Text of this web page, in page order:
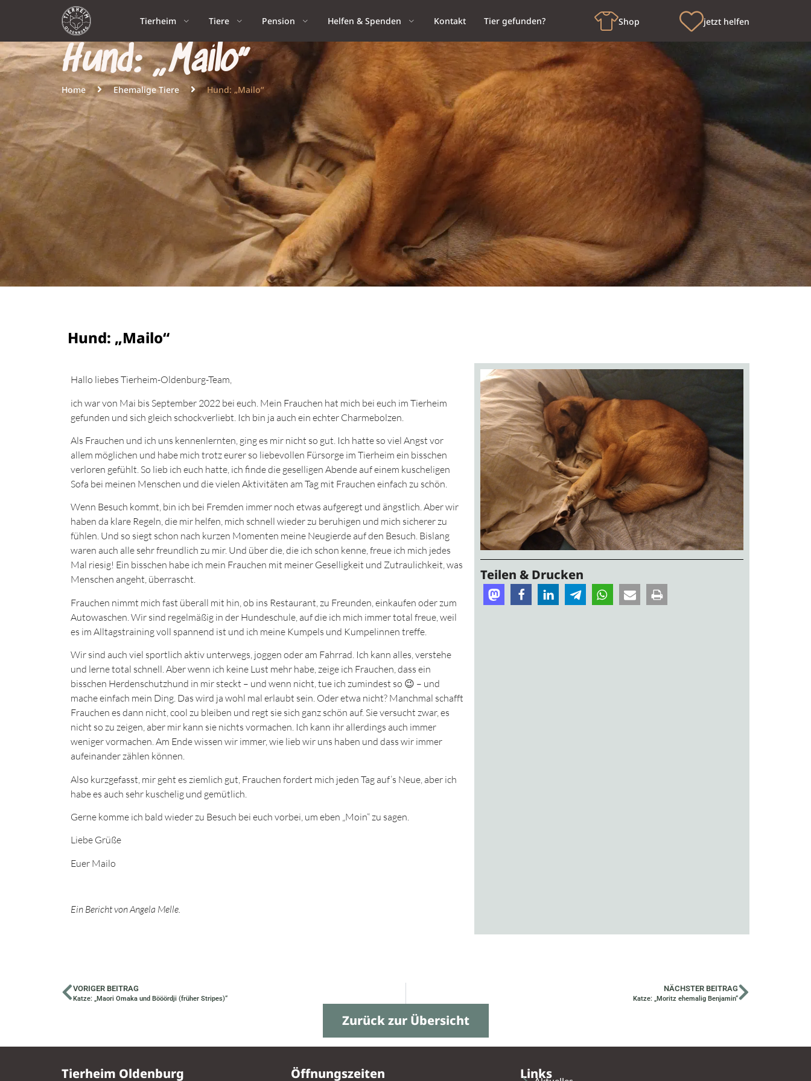
Tierheim Tiere Pension Helfen & Spenden Kontakt Tier gefunden? Shop jetzt helfen
Hund: „Mailo“
Home Ehemalige Tiere Hund: „Mailo“
Hund: „Mailo“
Hallo liebes Tierheim-Oldenburg-Team,
ich war von Mai bis September 2022 bei euch. Mein Frauchen hat mich bei euch im Tierheim
gefunden und sich gleich schockverliebt. Ich bin ja auch ein echter Charmebolzen.
Als Frauchen und ich uns kennenlernten, ging es mir nicht so gut. Ich hatte so viel Angst vor
allem möglichen und habe mich trotz eurer so liebevollen Fürsorge im Tierheim ein bisschen
verloren gefühlt. So lieb ich euch hatte, ich finde die geselligen Abende auf einem kuscheligen
Sofa bei meinen Menschen und die vielen Aktivitäten am Tag mit Frauchen einfach zu schön.
Wenn Besuch kommt, bin ich bei Fremden immer noch etwas aufgeregt und ängstlich. Aber wir
haben da klare Regeln, die mir helfen, mich schnell wieder zu beruhigen und mich sicherer zu
fühlen. Und so siegt schon nach kurzen Momenten meine Neugierde auf den Besuch. Bislang
waren auch alle sehr freundlich zu mir. Und über die, die ich schon kenne, freue ich mich jedes
Mal riesig! Ein bisschen habe ich mein Frauchen mit meiner Geselligkeit und Zutraulichkeit, was
Menschen angeht, überrascht.
Frauchen nimmt mich fast überall mit hin, ob ins Restaurant, zu Freunden, einkaufen oder zum
Autowaschen. Wir sind regelmäßig in der Hundeschule, auf die ich mich immer total freue, weil
es im Alltagstraining voll spannend ist und ich meine Kumpels und Kumpelinnen treffe.
Wir sind auch viel sportlich aktiv unterwegs, joggen oder am Fahrrad. Ich kann alles, verstehe
und lerne total schnell. Aber wenn ich keine Lust mehr habe, zeige ich Frauchen, dass ein
bisschen Herdenschutzhund in mir steckt – und wenn nicht, tue ich zumindest so 😉 – und
mache einfach mein Ding. Das wird ja wohl mal erlaubt sein. Oder etwa nicht? Manchmal schafft
Frauchen es dann nicht, cool zu bleiben und regt sie sich ganz schön auf. Sie versucht zwar, es
nicht so zu zeigen, aber mir kann sie nichts vormachen. Ich kann ihr allerdings auch immer
weniger vormachen. Am Ende wissen wir immer, wie lieb wir uns haben und dass wir immer
aufeinander zählen können.
Also kurzgefasst, mir geht es ziemlich gut, Frauchen fordert mich jeden Tag auf’s Neue, aber ich
habe es auch sehr kuschelig und gemütlich.
Gerne komme ich bald wieder zu Besuch bei euch vorbei, um eben „Moin“ zu sagen.
Liebe Grüße
Euer Mailo
Ein Bericht von Angela Melle.
Teilen & Drucken
VORIGER BEITRAG
Katze: „Maori Omaka und Bööördji (früher Stripes)“
NÄCHSTER BEITRAG
Katze: „Moritz ehemalig Benjamin“
Zurück zur Übersicht
Tierheim Oldenburg Öffnungszeiten Links